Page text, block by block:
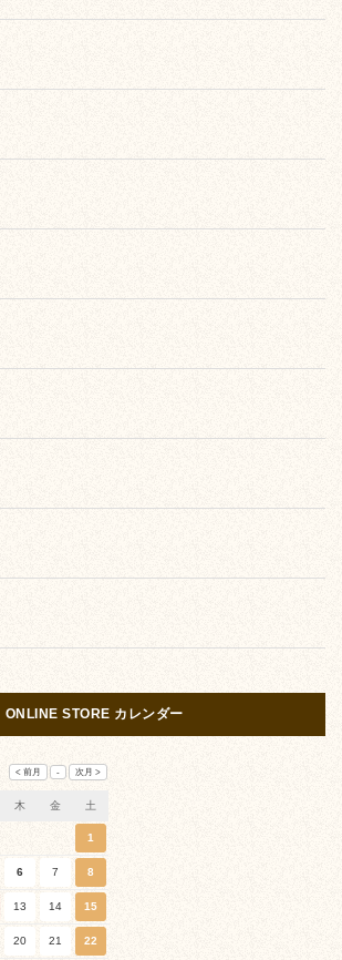
ONLINE STORE カレンダー
木 金 土
1
6 7 8
13 14 15
20 21 22